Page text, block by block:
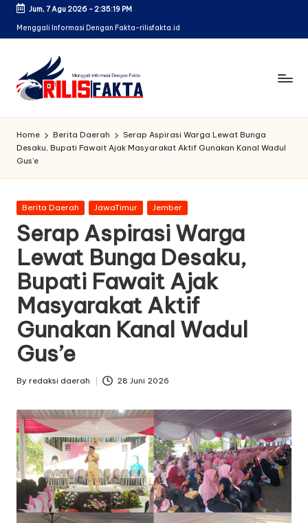
Skip
Jum, 7 Agu 2026- 2:35:20 PM
Menggali Informasi Dengan Fakta-rilisfakta.id
Home Berita Daerah
Serap Aspirasi Warga Lewat Bunga
Desaku, Bupati Fawait Ajak Masyarakat Aktif Gunakan Kanal Wadul
Gus’e
Posted
Berita Daerah JawaTimur Jember
Serap Aspirasi Warga
Lewat Bunga Desaku,
Bupati Fawait Ajak
Masyarakat Aktif
Gunakan Kanal Wadul
Gus’e
Posted
By redaksi daerah 28 Juni 2026